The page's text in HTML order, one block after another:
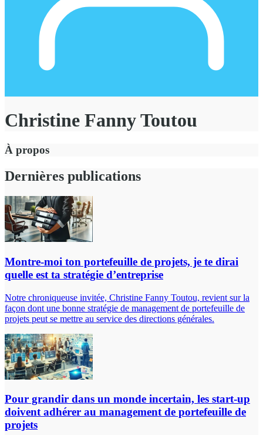
Christine Fanny Toutou
À propos
Dernières publications
Montre-moi ton portefeuille de projets, je te dirai
quelle est ta stratégie d’entreprise
Notre chroniqueuse invitée, Christine Fanny Toutou, revient sur la
façon dont une bonne stratégie de management de portefeuille de
projets peut se mettre au service des directions générales.
Pour grandir dans un monde incertain, les start-up
doivent adhérer au management de portefeuille de
projets